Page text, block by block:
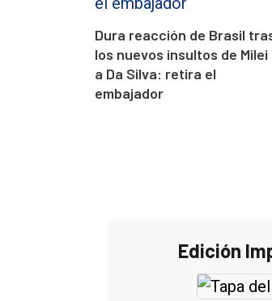
Dura reacción de Brasil
los nuevos insultos de Milei
a Da Silva: retira el
embajador
Edición